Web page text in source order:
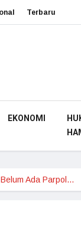
Terbaru
EKONOMI
Belum Ada Parpol…